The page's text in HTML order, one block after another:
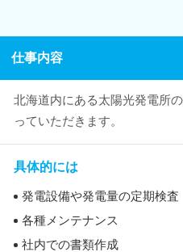
仕事内容
北海道内にある太陽光発電所
っていただきます。
具体的には
発電設備や発電量の定期検査
各種メンテナンス
社内での書類作成